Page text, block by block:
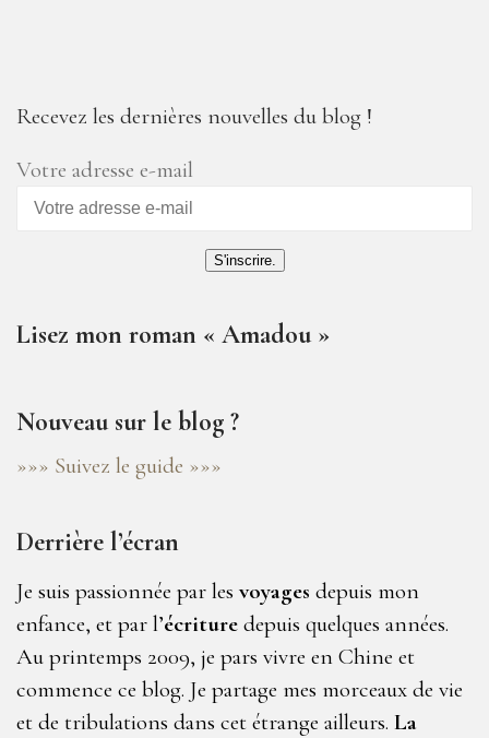
Recevez les dernières nouvelles du blog !
Votre adresse e-mail
S'inscrire.
Lisez mon roman « Amadou »
Nouveau sur le blog ?
»»» Suivez le guide »»»
Derrière l’écran
Je suis passionnée par les voyages depuis mon
enfance, et par l’écriture depuis quelques années.
Au printemps 2009, je pars vivre en Chine et
commence ce blog. Je partage mes morceaux de vie
et de tribulations dans cet étrange ailleurs. La